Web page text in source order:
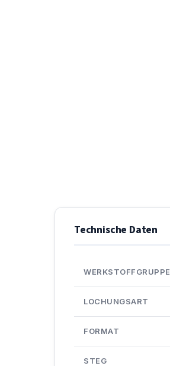
Technische Daten
WERKSTOFFGRUPPE
LOCHUNGSART
FORMAT
STEG